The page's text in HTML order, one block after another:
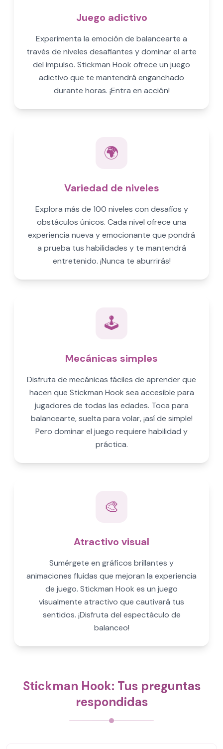
Juego adictivo
Experimenta la emoción de balancearte a
través de niveles desafiantes y dominar el arte
del impulso. Stickman Hook ofrece un juego
adictivo que te mantendrá enganchado
durante horas. ¡Entra en acción!
🌍
Variedad de niveles
Explora más de 100 niveles con desafíos y
obstáculos únicos. Cada nivel ofrece una
experiencia nueva y emocionante que pondrá
a prueba tus habilidades y te mantendrá
entretenido. ¡Nunca te aburrirás!
🕹️
Mecánicas simples
Disfruta de mecánicas fáciles de aprender que
hacen que Stickman Hook sea accesible para
jugadores de todas las edades. Toca para
balancearte, suelta para volar, ¡así de simple!
Pero dominar el juego requiere habilidad y
práctica.
🎨
Atractivo visual
Sumérgete en gráficos brillantes y
animaciones fluidas que mejoran la experiencia
de juego. Stickman Hook es un juego
visualmente atractivo que cautivará tus
sentidos. ¡Disfruta del espectáculo de
balanceo!
Stickman Hook: Tus preguntas
respondidas